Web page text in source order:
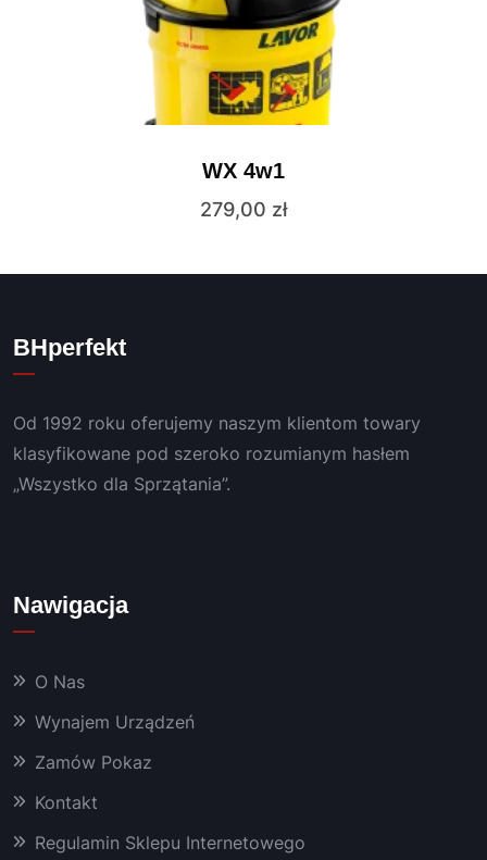
WX 4w1
279,00 zł
BHperfekt
Od 1992 roku oferujemy naszym klientom towary
klasyfikowane pod szeroko rozumianym hasłem
„Wszystko dla Sprzątania”.
Nawigacja
O Nas
Wynajem Urządzeń
Zamów Pokaz
Kontakt
Regulamin Sklepu Internetowego